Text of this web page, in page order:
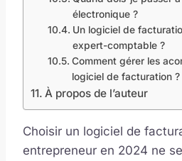
électronique ?
Un logiciel de
expert-comptable ?
Comment gérer les
logiciel de facturation ?
À propos de l’auteur
Choisir un logiciel de
entrepreneur en 2024 ne